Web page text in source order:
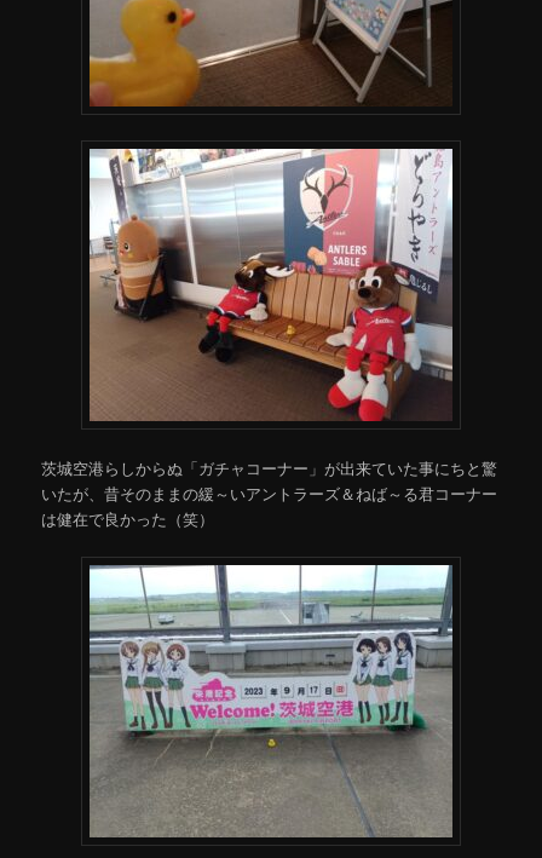
茨城空港らしからぬ「ガチャコーナー」が出来ていた事にちと驚
いたが、昔そのままの緩～いアントラーズ＆ねば～る君コーナー
は健在で良かった（笑）